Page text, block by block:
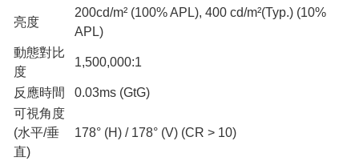
亮度
200cd/m² (100% APL), 400 cd/m²(Typ.) (10%
APL)
動態對比
度
1,500,000:1
反應時間
0.03ms (GtG)
可視角度
(水平/垂
直)
178° (H) / 178° (V) (CR > 10)